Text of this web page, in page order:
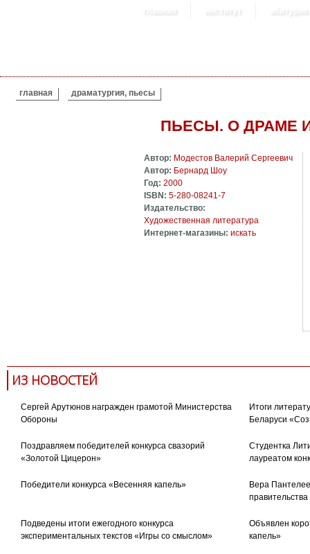
главная институт
ВЫ ЗДЕСЬ
главная драматургия, пьесы
ПЬЕСЫ. О ДРАМЕ
Автор: Модестов Валерий Сергеевич
Автор: Бернард Шоу
Год: 2000
ISBN: 5-280-08241-7
Издательство:
Художественная литература
Интернет-магазины: искать
ИЗ НОВОСТЕЙ
Сергей Арутюнов награжден грамотой Министерства
Обороны
Итоги
Беларуси
Поздравляем победителей конкурса свазорий
«Золотой Цицерон»
Студентка
лауреатом
Победители конкурса «Весенняя капель»
Вера
Подведены итоги ежегодного конкурса
экспериментальных текстов «Игры со смыслом»
Объявлен
капель»